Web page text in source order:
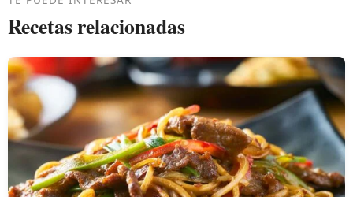
Recetas relacionadas